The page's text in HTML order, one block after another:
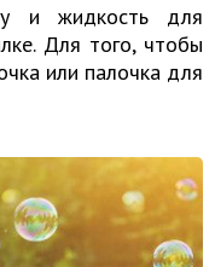
и жидкость для
Для того, чтобы
или палочка для